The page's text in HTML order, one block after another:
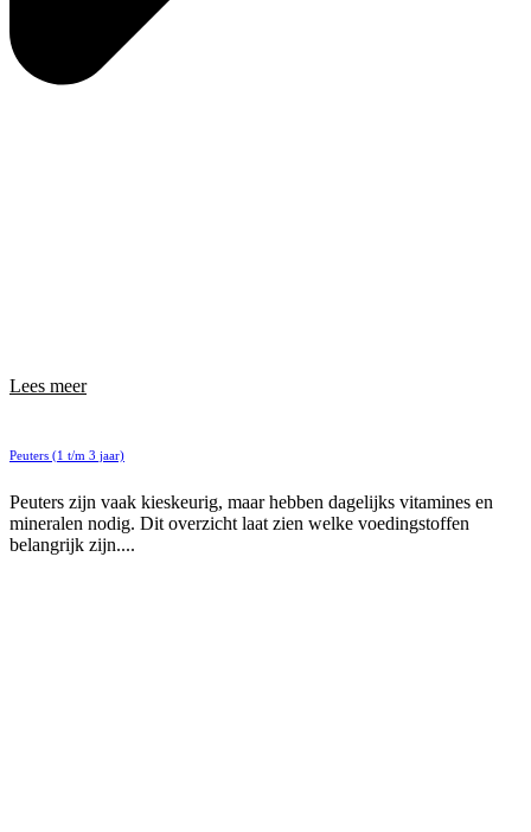
Lees meer
Peuters (1 t/m 3 jaar)
Peuters zijn vaak kieskeurig, maar hebben dagelijks vitamines en
mineralen nodig. Dit overzicht laat zien welke voedingstoffen
belangrijk zijn....